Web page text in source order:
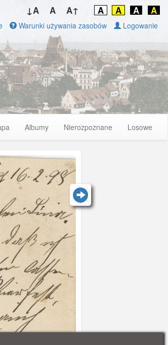
↓A A A↑ A A A A
Warunki używania zasobów Logowanie
Albumy Nierozpoznane Losowe